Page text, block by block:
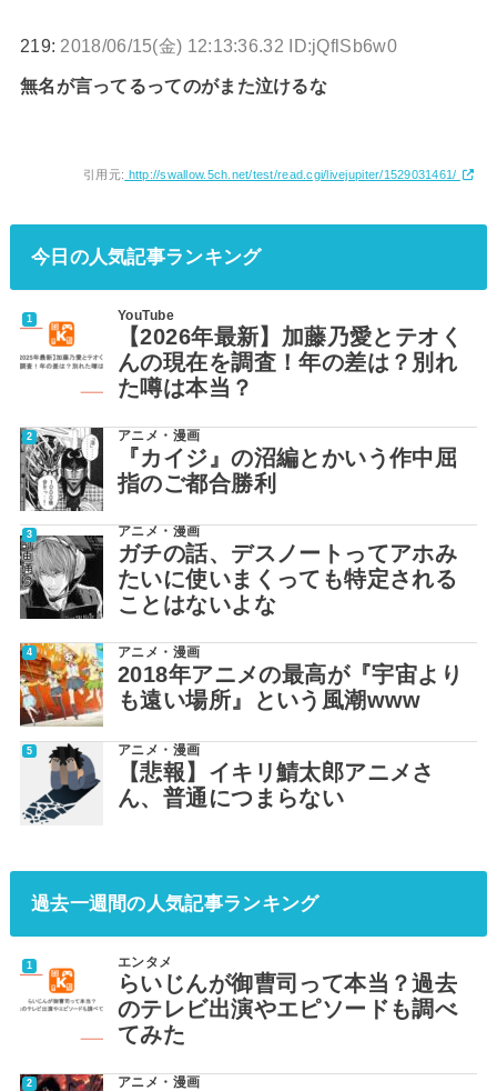
219: 2018/06/15(金) 12:13:36.32 ID:jQflSb6w0
無名が言ってるってのがまた泣けるな
引用元: http://swallow.5ch.net/test/read.cgi/livejupiter/1529031461/
今日の人気記事ランキング
YouTube
【2026年最新】加藤乃愛とテオく
んの現在を調査！年の差は？別れ
た噂は本当？
アニメ・漫画
『カイジ』の沼編とかいう作中屈
指のご都合勝利
アニメ・漫画
ガチの話、デスノートってアホみ
たいに使いまくっても特定される
ことはないよな
アニメ・漫画
2018年アニメの最高が『宇宙より
も遠い場所』という風潮www
アニメ・漫画
【悲報】イキリ鯖太郎アニメさ
ん、普通につまらない
過去一週間の人気記事ランキング
エンタメ
らいじんが御曹司って本当？過去
のテレビ出演やエピソードも調べ
てみた
アニメ・漫画